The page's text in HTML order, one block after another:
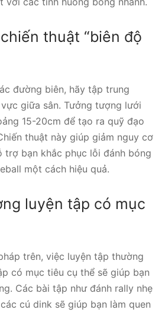
thuật “biên độ
đường biên, hãy tập trung
giữa sân. Tưởng tượng lưới
15-20cm để tạo ra quỹ đạo
thuật này giúp giảm nguy cơ
trợ bạn khắc phục lỗi đánh bóng
một cách hiệu quả.
luyện tập có mục
trên, việc luyện tập thường
có mục tiêu cụ thể sẽ giúp bạn
Các bài tập như đánh rally nhẹ
cú dink sẽ giúp bạn làm quen